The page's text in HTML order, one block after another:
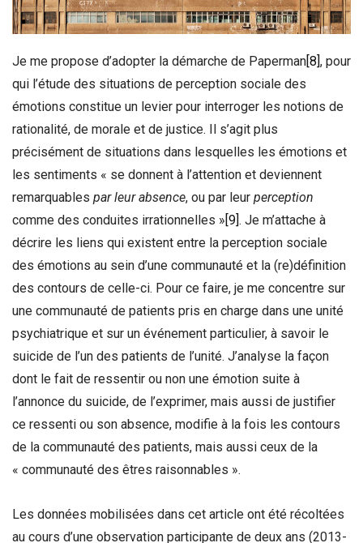
Je me propose d’adopter la démarche de Paperman [8] , pour
qui l’étude des situations de perception sociale des
émotions constitue un levier pour interroger les notions de
rationalité, de morale et de justice. Il s’agit plus
précisément de situations dans lesquelles les émotions et
les sentiments « se donnent à l’attention et deviennent
remarquables par leur absence, ou par leur perception
comme des conduites irrationnelles » [9] . Je m’attache à
décrire les liens qui existent entre la perception sociale
des émotions au sein d’une communauté et la (re)définition
des contours de celle-ci. Pour ce faire, je me concentre sur
une communauté de patients pris en charge dans une unité
psychiatrique et sur un événement particulier, à savoir le
suicide de l’un des patients de l’unité. J’analyse la façon
dont le fait de ressentir ou non une émotion suite à
l’annonce du suicide, de l’exprimer, mais aussi de justifier
ce ressenti ou son absence, modifie à la fois les contours
de la communauté des patients, mais aussi ceux de la
« communauté des êtres raisonnables ».
Les données mobilisées dans cet article ont été récoltées
au cours d’une observation participante de deux ans (2013-